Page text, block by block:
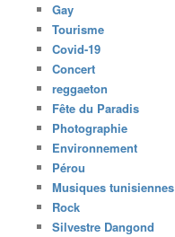
Gay
Tourisme
Covid-19
Concert
reggaeton
Fête du Paradis
Photographie
Environnement
Pérou
Musiques tunisiennes
Rock
Silvestre Dangond